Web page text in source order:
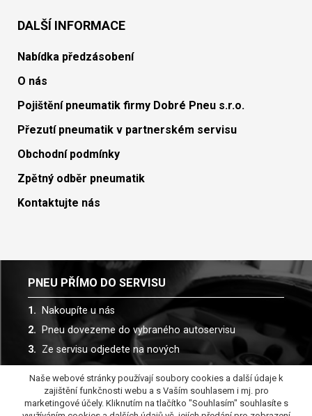
DALŠÍ INFORMACE
Nabídka předzásobení
O nás
Pojištění pneumatik firmy Dobré Pneu s.r.o.
Přezutí pneumatik v partnerském servisu
Obchodní podmínky
Zpětný odběr pneumatik
Kontaktujte nás
PNEU PŘÍMO DO SERVISU
Nakoupíte u nás
Pneu dovezeme do vybraného autoservisu
Ze servisu odjedete na nových
Spolupracujeme s více než 30 autoservisy
Naše webové stránky používají soubory cookies a další údaje k
zajištění funkčnosti webu a s Vaším souhlasem i mj. pro
marketingové účely. Kliknutím na tlačítko "Souhlasím" souhlasíte s